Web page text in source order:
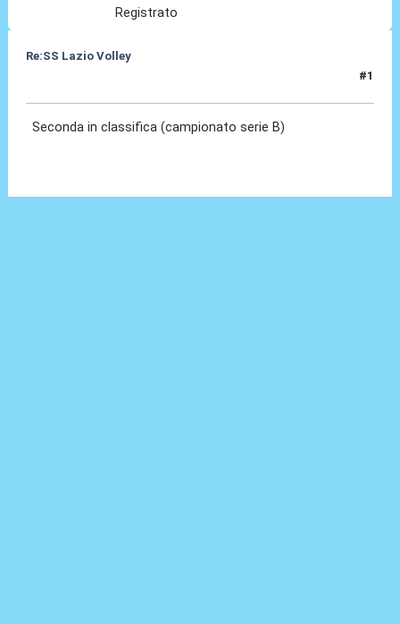
Registrato
Re:SS Lazio Volley
#1
Seconda in classifica (campionato serie B)